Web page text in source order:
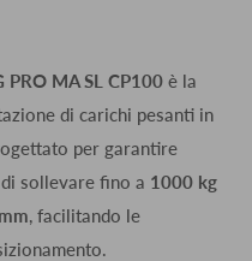
MA SL CP100 è la
di carichi pesanti in
per garantire
sollevare fino a 1000 kg
, facilitando le